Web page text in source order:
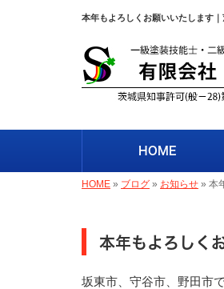
本年もよろしくお願いいたします
HOME
HOME » ブログ » お知らせ » 本
本年もよろしく
坂東市、守谷市、野田市